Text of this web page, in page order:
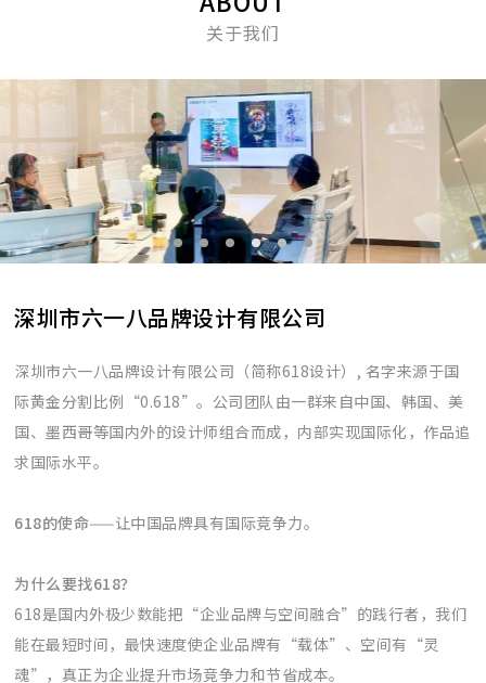
关于我们
深圳市六一八品牌设计有限公司
深圳市六一八品牌设计有限公司（简称618设计）, 名字来源于国
际黄金分割比例“0.618”。公司团队由一群来自中国、韩国、美
国、墨西哥等国内外的设计师组合而成，内部实现国际化，作品追
求国际水平。
618的使命——让中国品牌具有国际竞争力。
为什么要找618？
618是国内外极少数能把“企业品牌与空间融合”的践行者，我们
能在最短时间，最快速度使企业品牌有“载体”、空间有“灵
魂”，真正为企业提升市场竞争力和节省成本。